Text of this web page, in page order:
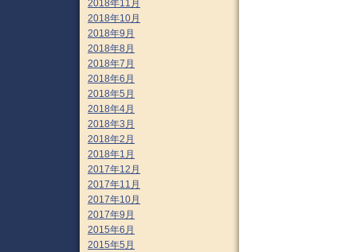
2018年11月
2018年10月
2018年9月
2018年8月
2018年7月
2018年6月
2018年5月
2018年4月
2018年3月
2018年2月
2018年1月
2017年12月
2017年11月
2017年10月
2017年9月
2015年6月
2015年5月